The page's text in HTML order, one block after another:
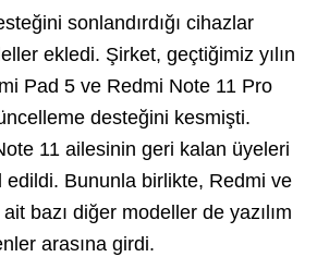
sonlandırdığı cihazlar
ekledi. Şirket, geçtiğimiz yılın
Pad 5 ve Redmi Note 11 Pro
desteğini kesmişti.
11 ailesinin geri kalan üyeleri
edildi. Bununla birlikte, Redmi ve
bazı diğer modeller de yazılım
arasına girdi.